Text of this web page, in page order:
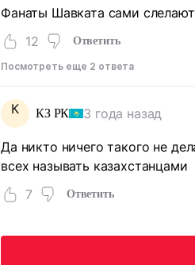
Фанаты Шавката сами
12
Ответить
Посмотреть еще 2 ответа
К КЗ РК 3 года назад
Да никто ничего такого не
всех называть казахстанцами
7
Ответить